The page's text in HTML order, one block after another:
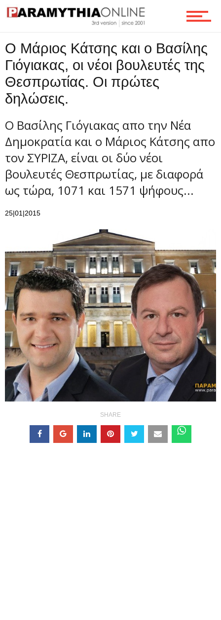
Επικοινωνία
Ο Μάριος Κάτσης και ο Βασίλης
Γιόγιακας, οι νέοι βουλευτές της
Θεσπρωτίας. Οι πρώτες
δηλώσεις.
Ο Βασίλης Γιόγιακας απο την Νέα
Δημοκρατία και ο Μάριος Κάτσης απο
τον ΣΥΡΙΖΑ, είναι οι δύο νέοι
βουλευτές Θεσπρωτίας, με διαφορά
ως τώρα, 1071 και 1571 ψήφους...
25|01|2015
SHARE